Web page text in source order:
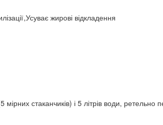
,Усуває жирові відкладення
стаканчиків) і 5 літрів води, ретельно